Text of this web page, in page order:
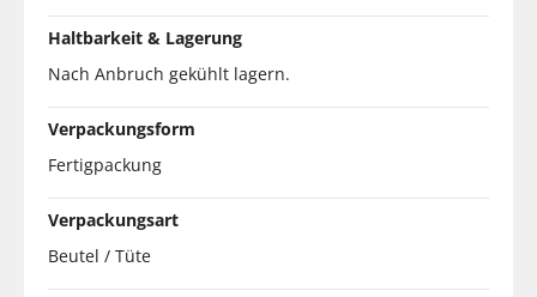
Haltbarkeit & Lagerung
Nach Anbruch gekühlt lagern.
Verpackungsform
Fertigpackung
Verpackungsart
Beutel / Tüte